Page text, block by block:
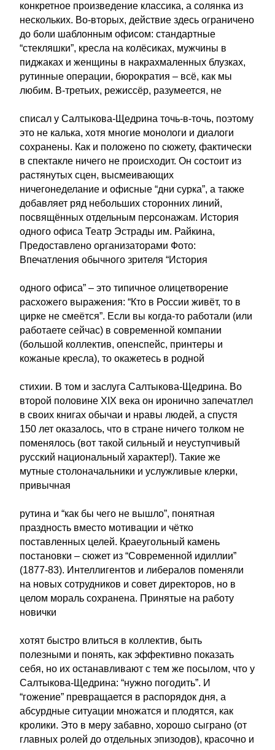
конкретное произведение классика, а солянка из
нескольких. Во-вторых, действие здесь ограничено
до боли шаблонным офисом: стандартные
“стекляшки”, кресла на колёсиках, мужчины в
пиджаках и женщины в накрахмаленных блузках,
рутинные операции, бюрократия – всё, как мы
любим. В-третьих, режиссёр, разумеется, не
списал у Салтыкова-Щедрина точь-в-точь, поэтому
это не калька, хотя многие монологи и диалоги
сохранены. Как и положено по сюжету, фактически
в спектакле ничего не происходит. Он состоит из
растянутых сцен, высмеивающих
ничегонеделание и офисные “дни сурка”, а также
добавляет ряд небольших сторонних линий,
посвящённых отдельным персонажам. История
одного офиса Театр Эстрады им. Райкина,
Предоставлено организаторами Фото:
Впечатления обычного зрителя “История
одного офиса” – это типичное олицетворение
расхожего выражения: “Кто в России живёт, то в
цирке не смеётся”. Если вы когда-то работали (или
работаете сейчас) в современной компании
(большой коллектив, опенспейс, принтеры и
кожаные кресла), то окажетесь в родной
стихии. В том и заслуга Салтыкова-Щедрина. Во
второй половине XIX века он иронично запечатлел
в своих книгах обычаи и нравы людей, а спустя
150 лет оказалось, что в стране ничего толком не
поменялось (вот такой сильный и неуступчивый
русский национальный характер!). Такие же
мутные столоначальники и услужливые клерки,
привычная
рутина и “как бы чего не вышло”, понятная
праздность вместо мотивации и чётко
поставленных целей. Краеугольный камень
постановки – сюжет из “Современной идиллии”
(1877-83). Интеллигентов и либералов поменяли
на новых сотрудников и совет директоров, но в
целом мораль сохранена. Принятые на работу
новички
хотят быстро влиться в коллектив, быть
полезными и понять, как эффективно показать
себя, но их останавливают с тем же посылом, что у
Салтыкова-Щедрина: “нужно погодить”. И
“гожение” превращается в распорядок дня, а
абсурдные ситуации множатся и плодятся, как
кролики. Это в меру забавно, хорошо сыграно (от
главных ролей до отдельных эпизодов), красочно и